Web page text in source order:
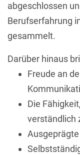
abgeschlossen
Berufserfahrung
gesammelt.
Darüber hinaus
Freude an
Die
verständlich